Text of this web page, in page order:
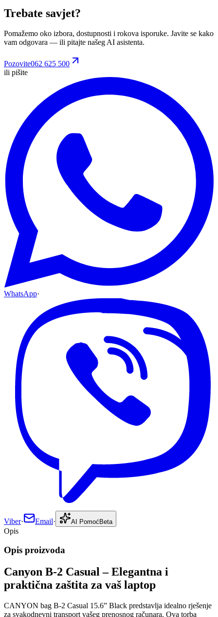
Trebate savjet?
Pomažemo oko izbora, dostupnosti i rokova isporuke. Javite se kako
vam odgovara — ili pitajte našeg AI asistenta.
Pozovite062 625 500
ili pišite
WhatsApp·
Viber· Email· AI Pomoć Beta
Opis
Opis proizvoda
Canyon B-2 Casual – Elegantna i
praktična zaštita za vaš laptop
CANYON bag B-2 Casual 15.6” Black predstavlja idealno rješenje
za svakodnevni transport vašeg prenosnog računara. Ova torba